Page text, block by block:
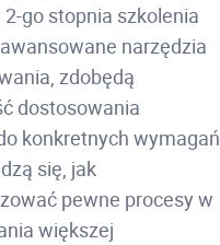
go stopnia szkolenia
narzędzia
zdobędą
dostosowania
konkretnych wymagań
się, jak
pewne procesy w
większej